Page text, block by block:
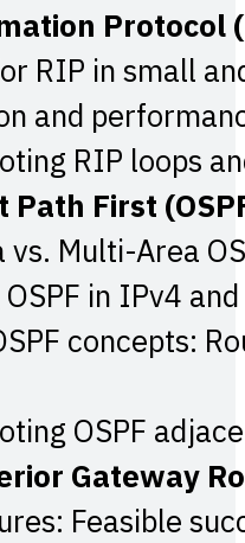
Protocol
RIP in small
and
RIP loops
First
Multi-Area
in IPv4
concepts:
OSPF
Gateway
Feasible